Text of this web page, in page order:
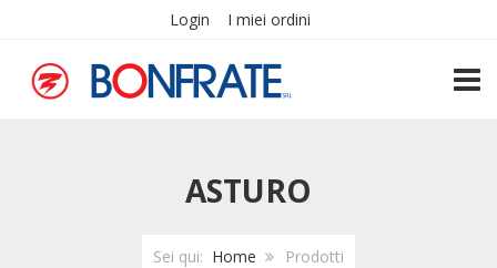
Login I miei ordini
ASTURO
Sei qui: Home Prodotti